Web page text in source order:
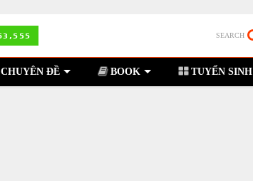
SEARCH
CHUYÊN ĐỀ BOOK TUYỂN SINH